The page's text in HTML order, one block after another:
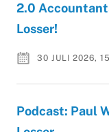
2.0
Losser!
30 JULI 2026,
Podcast: Paul